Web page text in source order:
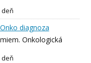
deň
diagnoza
Onkologická
deň